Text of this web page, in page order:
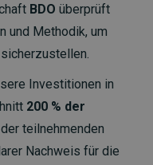
BDO überprüft
und Methodik, um
Investitionen in
200 % der
der teilnehmenden
Nachweis für die